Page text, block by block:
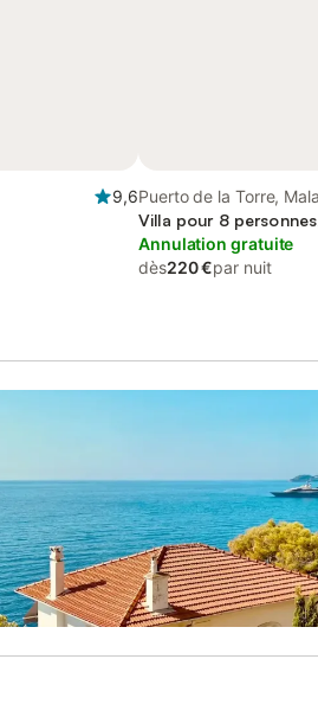
9,6Puerto de la Torre,
Villa pour 8
Annulation gratuite
dès220 €par nuit